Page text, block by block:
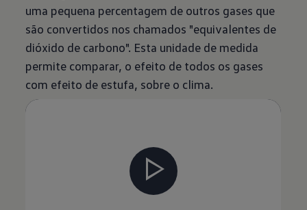
uma pequena percentagem de outros gases que
são convertidos nos chamados "equivalentes de
dióxido de carbono". Esta unidade de medida
permite comparar, o efeito de todos os gases
com efeito de estufa, sobre o clima.